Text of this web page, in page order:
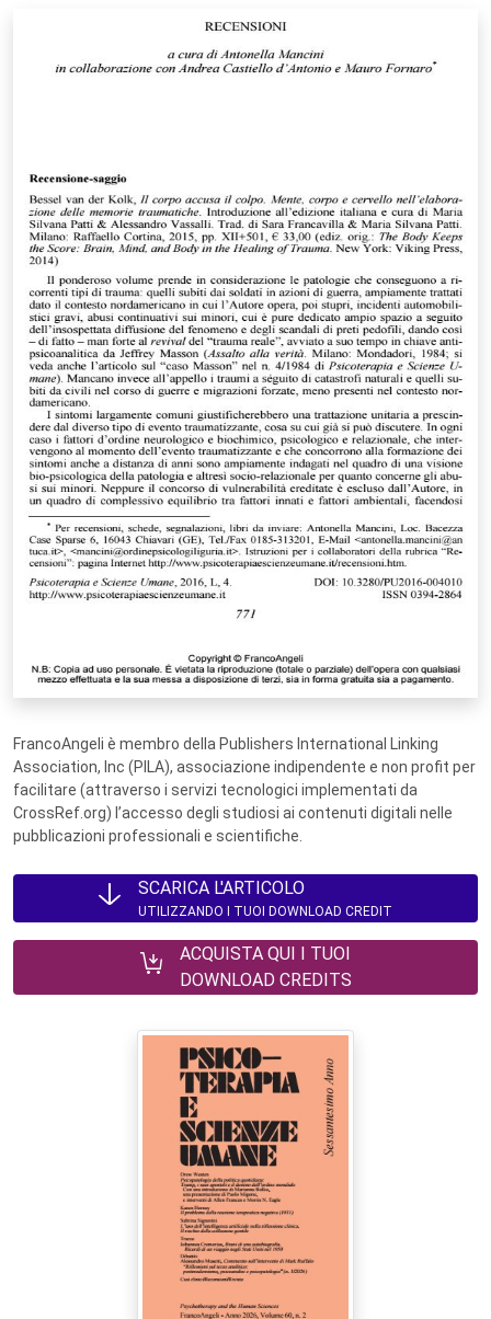
FrancoAngeli è membro della Publishers International Linking
Association, Inc (PILA), associazione indipendente e non profit per
facilitare (attraverso i servizi tecnologici implementati da
CrossRef.org) l’accesso degli studiosi ai contenuti digitali nelle
pubblicazioni professionali e scientifiche.
SCARICA L'ARTICOLO
UTILIZZANDO I TUOI DOWNLOAD CREDIT
ACQUISTA QUI I TUOI
DOWNLOAD CREDITS